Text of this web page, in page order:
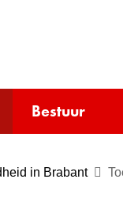
Bestuur
in Brabant